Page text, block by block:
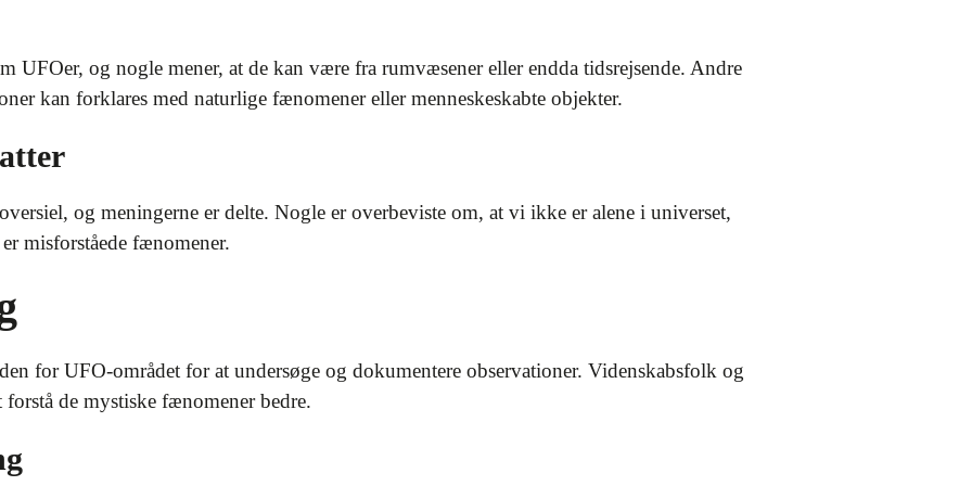
UFOer, og nogle mener, at de kan være fra rumvæsener eller endda tidsrejsende. Andre
kan forklares med naturlige fænomener eller menneskeskabte objekter.
og meningerne er delte. Nogle er overbeviste om, at vi ikke er alene i universet,
misforståede fænomener.
for UFO-området for at undersøge og dokumentere observationer. Videnskabsfolk og
forstå de mystiske fænomener bedre.